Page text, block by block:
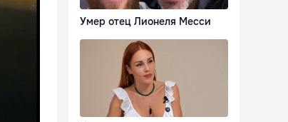
Умер отец Лионеля Месси